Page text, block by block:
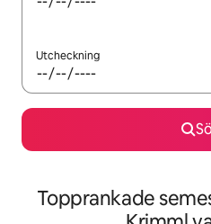
Utcheckning
Topprankade